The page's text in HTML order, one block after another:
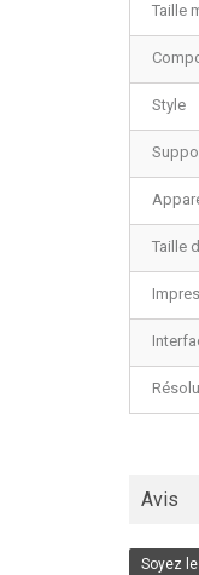
Taille
Style
Taille
Avis
Soyez